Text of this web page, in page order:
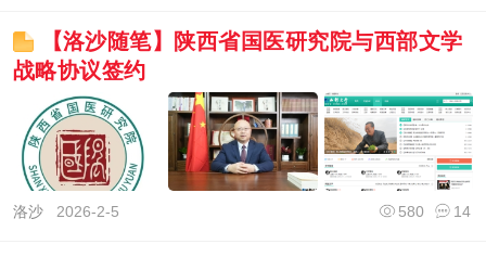
【洛沙随笔】陕西省国医研究院与西部文学
战略协议签约
洛沙2026-2-5 14
580